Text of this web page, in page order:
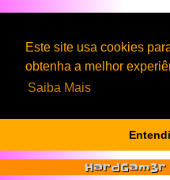
Este site usa cookies
obtenha a melhor
Saiba Mais
Serviços &
HardGam3r